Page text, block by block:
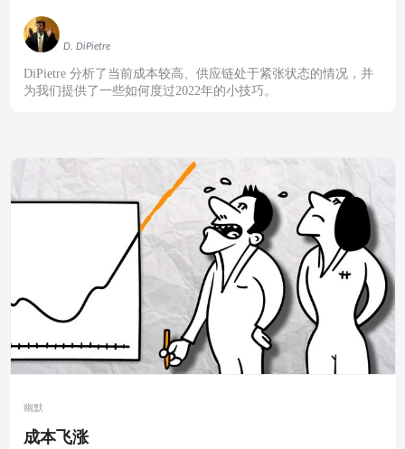
D. DiPietre
DiPietre 分析了当前成本较高、供应链处于紧张状态的情况，并
为我们提供了一些如何度过2022年的小技巧。
幽默
成本飞涨